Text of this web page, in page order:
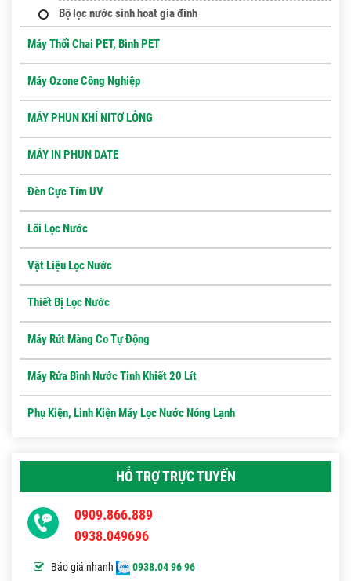
Bộ lọc nước sinh hoat gia đình
Máy Thổi Chai PET, Bình PET
Máy Ozone Công Nghiệp
MÁY PHUN KHÍ NITƠ LỎNG
MÁY IN PHUN DATE
Đèn Cực Tím UV
Lõi Lọc Nước
Vật Liệu Lọc Nước
Thiết Bị Lọc Nước
Máy Rút Màng Co Tự Động
Máy Rửa Bình Nước Tinh Khiết 20 Lít
Phụ Kiện, Linh Kiện Máy Lọc Nước Nóng Lạnh
HỖ TRỢ TRỰC TUYẾN
0909.866.889
0938.049696
Báo giá nhanh
0938.04 96 96